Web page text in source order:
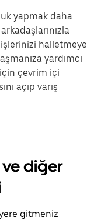
yapmak daha
halletmeye
yardımcı
çevrim içi
açıp varış
diğer
gitmeniz